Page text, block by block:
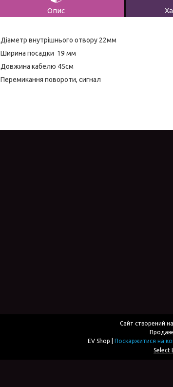
Опис
Діаметр внутрішнього отвору 22мм
Ширина посадки 19 мм
Довжина кабелю 45см
Перемикання повороти, сигнал
Сайт створений
Поскаржитися на
Select